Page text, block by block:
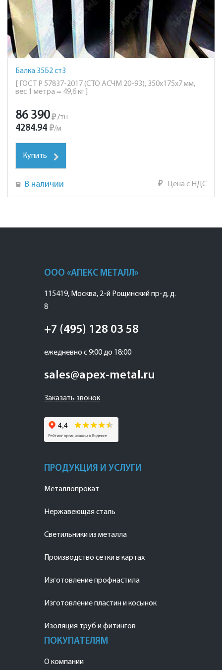
Балка 35Б2 ст3
[ ГОСТ Р 57837-2017 (СТО АСЧМ 20-93), 350х175х7 мм,
вес 1 метра = 49,6 кг ]
86 390₽ /тн
4284.94 ₽/м
Купить
В наличии ₽ Цена с НДС
ООО «АПЕКС МЕТАЛЛ»
115419, Москва, 2-й Рощинский пр-д, д.
8
+7 (495) 128 03 58
ежедневно с 9:00 до 18:00
sales@apex-metal.ru
Заказать звонок
ПРОДУКЦИЯ И УСЛУГИ
Металлопрокат
Нержавеющая сталь
Светильники из металла
Производство сетки в картах
Изготовление профнастила
Изготовление пластин и косынок
Изоляция труб и фитингов
ПОКУПАТЕЛЯМ
О компании